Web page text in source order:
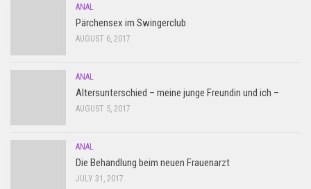
ANAL
Pärchensex im Swingerclub
AUGUST 6, 2017
ANAL
Altersunterschied – meine junge Freundin und ich –
AUGUST 5, 2017
ANAL
Die Behandlung beim neuen Frauenarzt
JULY 31, 2017